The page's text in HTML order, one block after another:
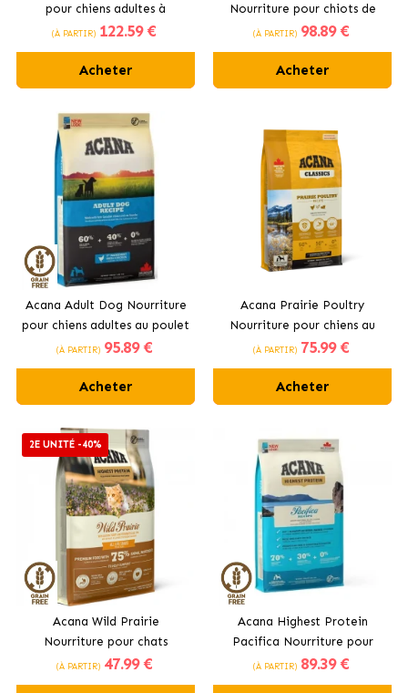
pour chiens adultes à
l’agneau
(À PARTIR) 122.59 €
Acheter
Nourriture pour chiots de
races moyennes
(À PARTIR) 98.89 €
Acheter
Acana Adult Dog Nourriture
pour chiens adultes au poulet
(À PARTIR) 95.89 €
Acheter
Acana Prairie Poultry
Nourriture pour chiens au
poulet frais
(À PARTIR) 75.99 €
Acheter
2E UNITÉ -40%
Acana Wild Prairie
Nourriture pour chats
adultes au poulet et à la
(À PARTIR) 47.99 €
Acana Highest Protein
Pacifica Nourriture pour
chiens adultes au poisson
(À PARTIR) 89.39 €